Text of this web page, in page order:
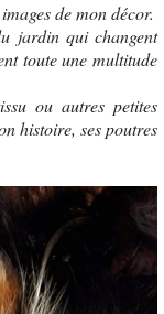
de mon décor.
jardin qui changent
toute une multitude
ou autres petites
histoire, ses poutres